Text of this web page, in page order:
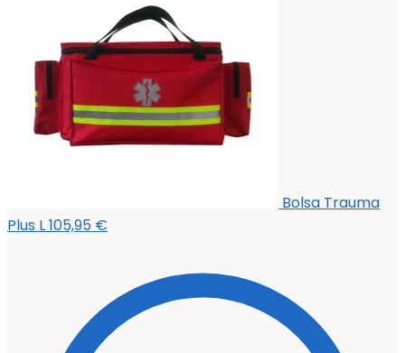
Bolsa Trauma
Plus L105,95 €